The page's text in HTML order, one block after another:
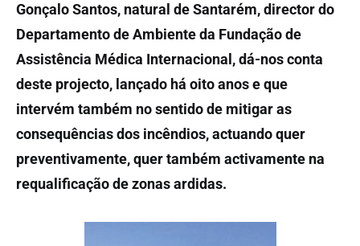
Gonçalo Santos, natural de Santarém, director do
Departamento de Ambiente da Fundação de
Assistência Médica Internacional, dá-nos conta
deste projecto, lançado há oito anos e que
intervém também no sentido de mitigar as
consequências dos incêndios, actuando quer
preventivamente, quer também activamente na
requalificação de zonas ardidas.